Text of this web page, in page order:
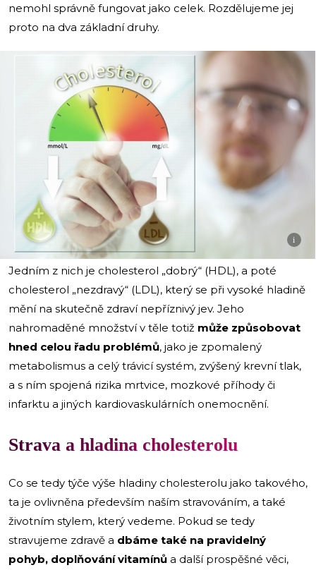
nemohl správně fungovat jako celek. Rozdělujeme jej
proto na dva základní druhy.
i
Jedním z nich je cholesterol „dobrý“ (HDL), a poté
cholesterol „nezdravý“ (LDL), který se při vysoké hladině
mění na skutečně zdraví nepříznivý jev. Jeho
nahromaděné množství v těle totiž může způsobovat
hned celou řadu problémů, jako je zpomalený
metabolismus a celý trávicí systém, zvýšený krevní tlak,
a s ním spojená rizika mrtvice, mozkové příhody či
infarktu a jiných kardiovaskulárních onemocnění.
Strava a hladina cholesterolu
Co se tedy týče výše hladiny cholesterolu jako takového,
ta je ovlivněna především naším stravováním, a také
životním stylem, který vedeme. Pokud se tedy
stravujeme zdravě a dbáme také na pravidelný
pohyb, doplňování vitamínů a další prospěšné věci,